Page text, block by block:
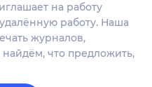
на работу
работу. Наша
журналов,
что предложить,